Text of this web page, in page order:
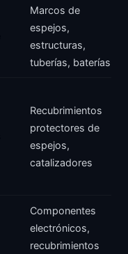
Marcos de
espejos,
estructuras,
tuberías, baterías
Recubrimientos
protectores de
espejos,
catalizadores
Componentes
electrónicos,
recubrimientos